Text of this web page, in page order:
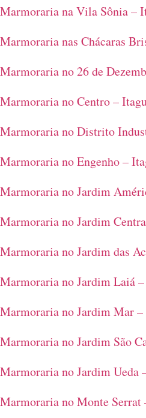
Marmoraria na Vila Sônia –
Marmoraria nas Chácaras
Marmoraria no 26 de
Marmoraria no Centro –
Marmoraria no Distrito
Marmoraria no Engenho –
Marmoraria no Jardim
Marmoraria no Jardim
Marmoraria no Jardim das
Marmoraria no Jardim Laiá
Marmoraria no Jardim Mar –
Marmoraria no Jardim São
Marmoraria no Jardim Ueda
Marmoraria no Monte Serrat